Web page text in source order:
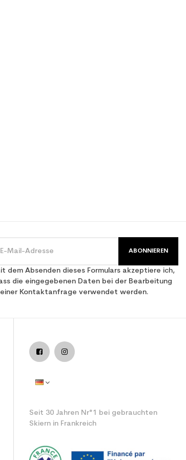
ABONNIEREN
dem Absenden dieses Formulars akzeptiere ich,
die eingegebenen Daten bei der Bearbeitung
Kontaktanfrage verwendet werden.
Seit 30 Jahren Nr°1 bei gebrauchten
Skiern in Frankreich